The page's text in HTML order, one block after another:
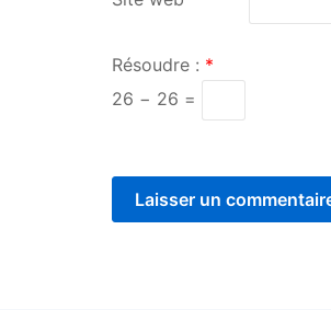
Résoudre : *
26 − 26 =